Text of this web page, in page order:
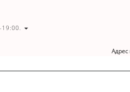
Адрес